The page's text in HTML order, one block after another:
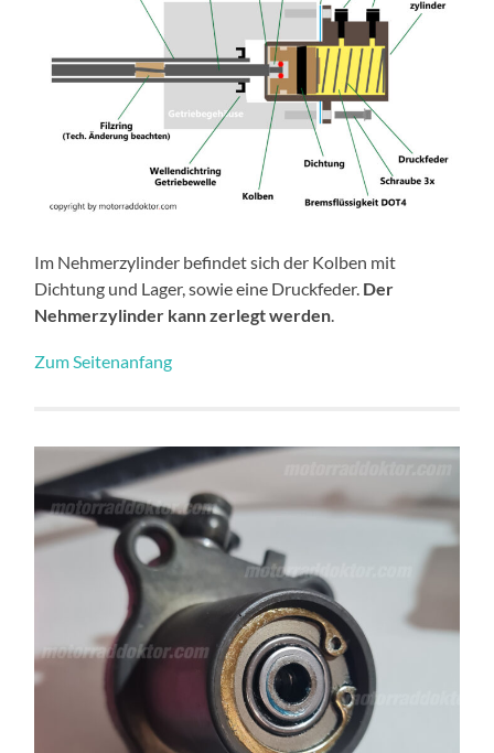
Im Nehmerzylinder befindet sich der Kolben mit
Dichtung und Lager, sowie eine Druckfeder. Der
Nehmerzylinder kann zerlegt werden
Zum Seitenanfang